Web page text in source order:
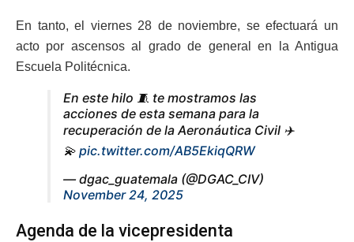
En tanto, el viernes 28 de noviembre, se efectuará un
acto por ascensos al grado de general en la Antigua
Escuela Politécnica.
En este hilo 🧵 te mostramos las
acciones de esta semana para la
recuperación de la Aeronáutica Civil ✈️
💫 pic.twitter.com/AB5EkiqQRW
— dgac_guatemala (@DGAC_CIV)
November 24, 2025
Agenda de la vicepresidenta